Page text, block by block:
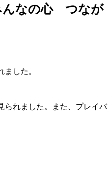
んなの心 つなが
ました。
れました。また、プレイバ